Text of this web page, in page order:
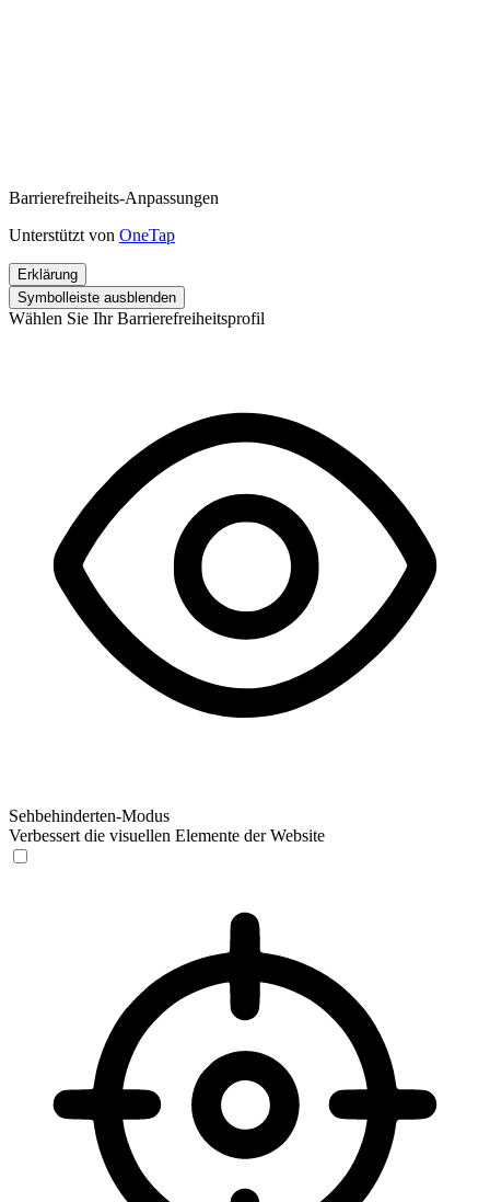
Barrierefreiheits-Anpassungen
Unterstützt von OneTap
Erklärung
Symbolleiste ausblenden
Wählen Sie Ihr Barrierefreiheitsprofil
Sehbehinderten-Modus
Verbessert die visuellen Elemente der Website